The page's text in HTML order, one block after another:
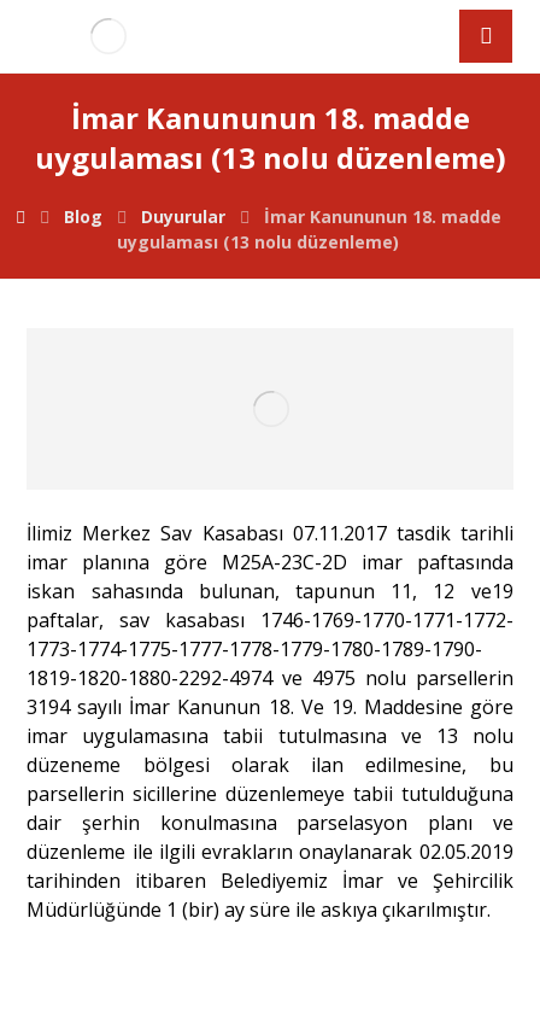
İmar Kanununun 18. madde
uygulaması (13 nolu düzenleme)
Blog Duyurular
İmar Kanununun 18. madde
uygulaması (13 nolu düzenleme)
İlimiz Merkez Sav Kasabası 07.11.2017 tasdik tarihli
imar planına göre M25A-23C-2D imar paftasında
iskan sahasında bulunan, tapunun 11, 12 ve19
paftalar, sav kasabası 1746-1769-1770-1771-1772-
1773-1774-1775-1777-1778-1779-1780-1789-1790-
1819-1820-1880-2292-4974 ve 4975 nolu parsellerin
3194 sayılı İmar Kanunun 18. Ve 19. Maddesine göre
imar uygulamasına tabii tutulmasına ve 13 nolu
düzeneme bölgesi olarak ilan edilmesine, bu
parsellerin sicillerine düzenlemeye tabii tutulduğuna
dair şerhin konulmasına parselasyon planı ve
düzenleme ile ilgili evrakların onaylanarak 02.05.2019
tarihinden itibaren Belediyemiz İmar ve Şehircilik
Müdürlüğünde 1 (bir) ay süre ile askıya çıkarılmıştır.